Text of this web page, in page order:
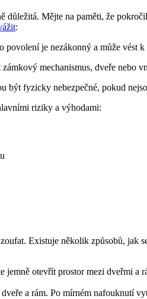
důležitá. Mějte na paměti, že
:
povolení je nezákonný a může vést
mechanismus, dveře nebo
být fyzicky nebezpečné, pokud
riziky a výhodami:
Existuje několik způsobů, jak
otevřít prostor mezi dveřmi
a rám. Po mírném nafouknutí